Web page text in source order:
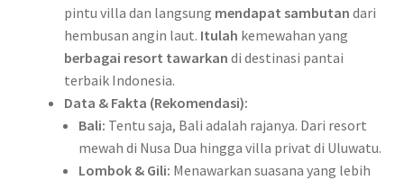
pintu villa dan langsung mendapat sambutan dari
hembusan angin laut. Itulah kemewahan yang
berbagai resort tawarkan D
W
A
G
G
di destinasi pantai
terbaik Indonesia.
Data & Fakta (Rekomendasi):
Bali: Tentu saja, Bali adalah rajanya. Dari resort
mewah di Nusa Dua hingga villa privat di Uluwatu.
Lombok & Gili: Menawarkan suasana yang lebih